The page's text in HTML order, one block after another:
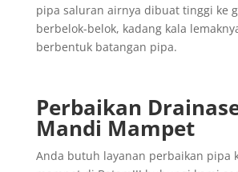
pipa saluran airnya dibuat tinggi ke
berbelok-belok, kadang kala
berbentuk batangan pipa.
Perbaikan
Mandi Mampet
Anda butuh layanan perbaikan pipa